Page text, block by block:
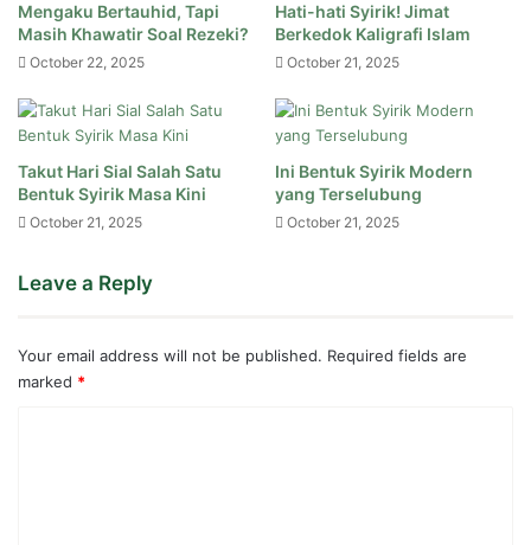
Mengaku Bertauhid, Tapi
Masih Khawatir Soal Rezeki?
October 22, 2025
Hati-hati Syirik! Jimat
Berkedok Kaligrafi Islam
October 21, 2025
Takut Hari Sial Salah Satu
Bentuk Syirik Masa Kini
October 21, 2025
Ini Bentuk Syirik Modern
yang Terselubung
October 21, 2025
Leave a Reply
Your email address will not be published. Required fields are
marked *